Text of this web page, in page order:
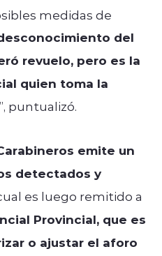
medidas de
del
revuelo, pero es la
quien toma la
”, puntualizó.
emite un
detectados y
es luego remitido a
Provincial, que es
o ajustar el aforo